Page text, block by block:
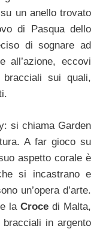
un anello trovato
di Pasqua dello
di sognare ad
all’azione, eccovi
sui quali,
si chiama Garden
A far gioco su
aspetto corale è
si incastrano e
un’opera d’arte.
la Crocedi Malta,
in argento